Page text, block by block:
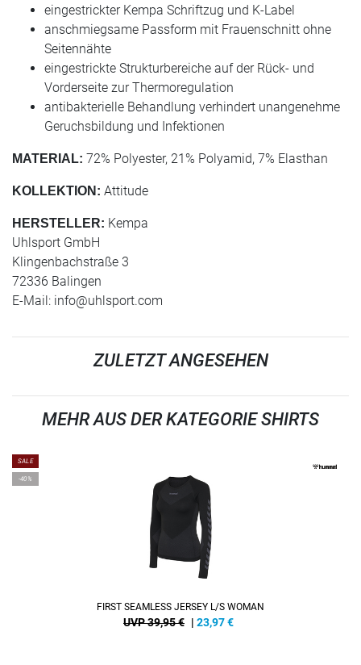
eingestrickter Kempa Schriftzug und K-Label
anschmiegsame Passform mit Frauenschnitt ohne
Seitennähte
eingestrickte Strukturbereiche auf der Rück- und
Vorderseite zur Thermoregulation
antibakterielle Behandlung verhindert unangenehme
Geruchsbildung und Infektionen
MATERIAL: 72% Polyester, 21% Polyamid, 7% Elasthan
KOLLEKTION: Attitude
HERSTELLER: Kempa
Uhlsport GmbH
Klingenbachstraße 3
72336 Balingen
E-Mail: info@uhlsport.com
ZULETZT ANGESEHEN
MEHR AUS DER KATEGORIE SHIRTS
SALE
-40%
FIRST SEAMLESS JERSEY L/S WOMAN
UVP 39,95 € | 23,97€